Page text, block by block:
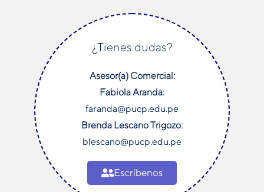
¿Tienes dudas?
Asesor(a) Comercial:
Fabiola Aranda:
faranda@pucp.edu.pe
Brenda Lescano Trigozo:
blescano@pucp.edu.pe
Escríbenos